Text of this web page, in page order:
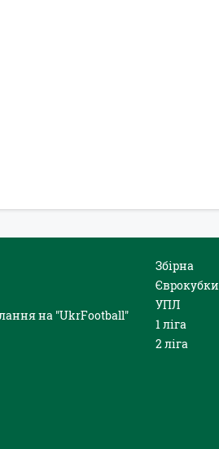
на "UkrFootball"
Збірна
Єврокубки
УПЛ
1 ліга
2 ліга